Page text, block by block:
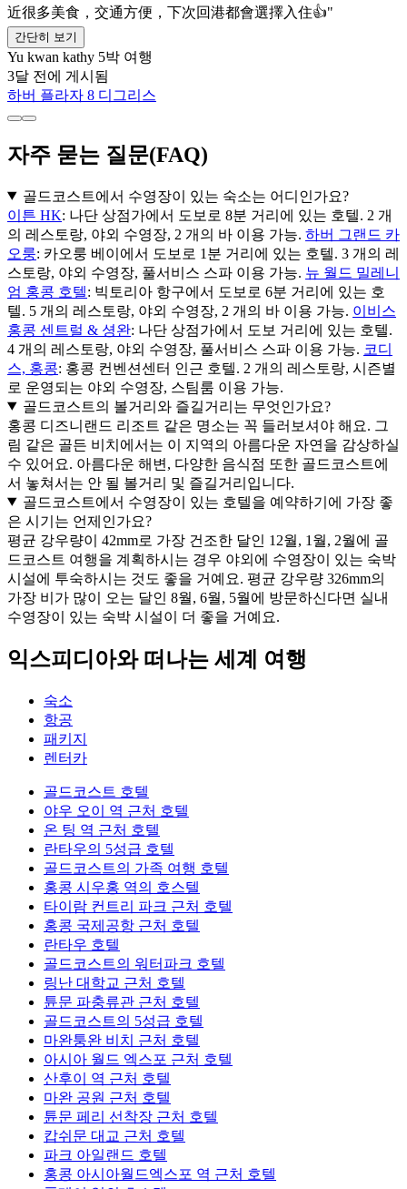
近很多美食，交通方便，下次回港都會選擇入住👍"
간단히 보기
Yu kwan kathy 5박 여행
3달 전에 게시됨
하버 플라자 8 디그리스
자주 묻는 질문(FAQ)
골드코스트에서 수영장이 있는 숙소는 어디인가요?
이튼 HK: 나단 상점가에서 도보로 8분 거리에 있는 호텔. 2 개
의 레스토랑, 야외 수영장, 2 개의 바 이용 가능. 하버 그랜드 카
오룽: 카오룽 베이에서 도보로 1분 거리에 있는 호텔. 3 개의 레
스토랑, 야외 수영장, 풀서비스 스파 이용 가능. 뉴 월드 밀레니
엄 홍콩 호텔: 빅토리아 항구에서 도보로 6분 거리에 있는 호
텔. 5 개의 레스토랑, 야외 수영장, 2 개의 바 이용 가능. 이비스
홍콩 센트럴 & 셩완: 나단 상점가에서 도보 거리에 있는 호텔.
4 개의 레스토랑, 야외 수영장, 풀서비스 스파 이용 가능. 코디
스, 홍콩: 홍콩 컨벤션센터 인근 호텔. 2 개의 레스토랑, 시즌별
로 운영되는 야외 수영장, 스팀룸 이용 가능.
골드코스트의 볼거리와 즐길거리는 무엇인가요?
홍콩 디즈니랜드 리조트 같은 명소는 꼭 들러보셔야 해요. 그
림 같은 골든 비치에서는 이 지역의 아름다운 자연을 감상하실
수 있어요. 아름다운 해변, 다양한 음식점 또한 골드코스트에
서 놓쳐서는 안 될 볼거리 및 즐길거리입니다.
골드코스트에서 수영장이 있는 호텔을 예약하기에 가장 좋
은 시기는 언제인가요?
평균 강우량이 42mm로 가장 건조한 달인 12월, 1월, 2월에 골
드코스트 여행을 계획하시는 경우 야외에 수영장이 있는 숙박
시설에 투숙하시는 것도 좋을 거예요. 평균 강우량 326mm의
가장 비가 많이 오는 달인 8월, 6월, 5월에 방문하신다면 실내
수영장이 있는 숙박 시설이 더 좋을 거예요.
익스피디아와 떠나는 세계 여행
숙소
항공
패키지
렌터카
골드코스트 호텔
야우 오이 역 근처 호텔
온 팅 역 근처 호텔
란타우의 5성급 호텔
골드코스트의 가족 여행 호텔
홍콩 시우홍 역의 호스텔
타이람 컨트리 파크 근처 호텔
홍콩 국제공항 근처 호텔
란타우 호텔
골드코스트의 워터파크 호텔
링난 대학교 근처 호텔
튠문 파충류관 근처 호텔
골드코스트의 5성급 호텔
마완퉁완 비치 근처 호텔
아시아 월드 엑스포 근처 호텔
산후이 역 근처 호텔
마완 공원 근처 호텔
튠문 페리 선착장 근처 호텔
캅쉬문 대교 근처 호텔
파크 아일랜드 호텔
홍콩 아시아월드엑스포 역 근처 호텔